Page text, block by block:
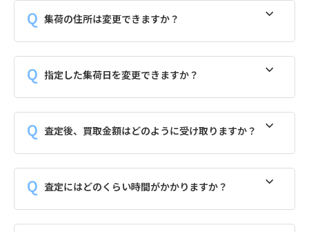
集荷の住所は変更できますか？
指定した集荷日を変更できますか？
査定後、買取金額はどのように受け取りますか？
査定にはどのくらい時間がかかりますか？